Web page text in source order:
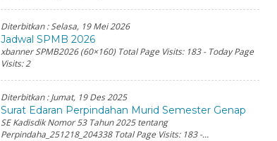
Diterbitkan :Selasa, 19 Mei 2026
Jadwal SPMB 2026
xbanner SPMB2026 (60×160) Total Page Visits: 183 - Today Page
Visits: 2
Diterbitkan :Jumat, 19 Des 2025
Surat Edaran Perpindahan Murid Semester Genap
SE Kadisdik Nomor 53 Tahun 2025 tentang
Perpindaha_251218_204338 Total Page Visits: 183 -...